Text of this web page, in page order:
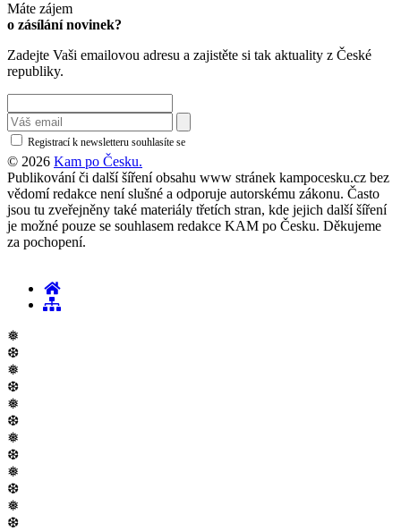
Máte zájem
o zásílání novinek?
Zadejte Vaši emailovou adresu a zajistěte si tak aktuality z České
republiky.
Registrací k newsletteru souhlasíte se
© 2026 Kam po Česku.
Publikování či další šíření obsahu www stránek kampocesku.cz bez
vědomí redakce není slušné a odporuje autorskému zákonu. Často
jsou tu zveřejněny také materiály třetích stran, kde jejich další šíření
je možné pouze se souhlasem redakce KAM po Česku. Děkujeme
za pochopení.
❅
❆
❅
❆
❅
❆
❅
❆
❅
❆
❅
❆